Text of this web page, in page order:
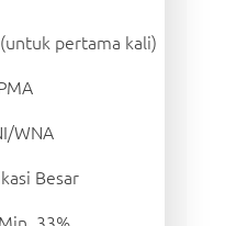
pertama kali)
WNA
Besar